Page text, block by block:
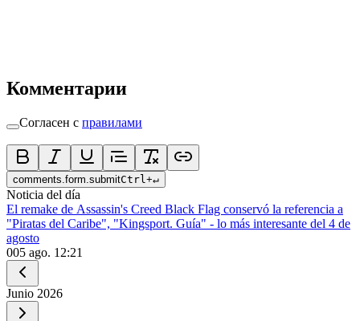
Комментарии
Согласен с правилами
comments.form.submitCtrl +↵
Noticia del día
El remake de Assassin's Creed Black Flag conservó la referencia a
"Piratas del Caribe", "Kingsport. Guía" - lo más interesante del 4 de
agosto
005 ago. 12:21
Junio 2026